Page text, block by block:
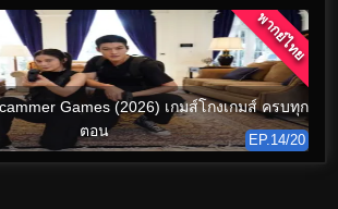
Games (2026) เกมส์โกงเกมส์ ครบทุก
ตอน
EP.14/20
พากย์ไทย